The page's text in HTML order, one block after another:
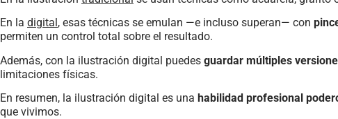
En la digital , esas técnicas se emulan —e incluso superan— con
permiten un control total sobre el resultado.
Además, con la ilustración digital puedes guardar múltiples
limitaciones físicas.
En resumen, la ilustración digital es una habilidad profesional
que vivimos.